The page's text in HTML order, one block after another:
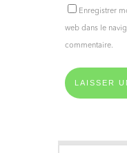
Enregistrer
web dans le
commentaire.